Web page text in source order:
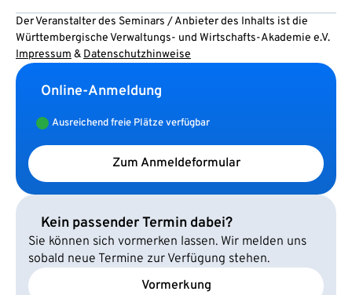
Der Veranstalter des Seminars / Anbieter des Inhalts ist die
Württembergische Verwaltungs- und Wirtschafts-Akademie e.V.
Impressum & Datenschutzhinweise
Online-Anmeldung
Ausreichend freie Plätze verfügbar
Zum Anmeldeformular
Kein passender Termin dabei?
Sie können sich vormerken lassen. Wir melden uns
sobald neue Termine zur Verfügung stehen.
Vormerkung